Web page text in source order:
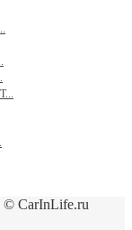
© CarInLife.ru